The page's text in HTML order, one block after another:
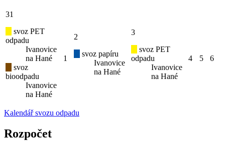
31
svoz PET
odpadu
Ivanovice
na Hané
svoz
bioodpadu
Ivanovice
na Hané
1
2
svoz papíru
Ivanovice
na Hané
3
svoz PET
odpadu
Ivanovice
na Hané
4 5 6
Kalendář svozu odpadu
Rozpočet